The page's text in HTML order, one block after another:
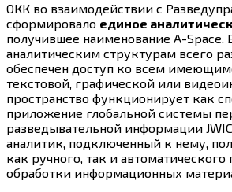
ОКК во взаимодействии с
сформировало единое
получившее наименование A-Space.
аналитическим структурам всего
обеспечен доступ ко всем
текстовой, графической или
пространство функционирует как
приложение глобальной системы
разведывательной информации
аналитик, подключенный к нему,
как ручного, так и автоматического
обработки информационных